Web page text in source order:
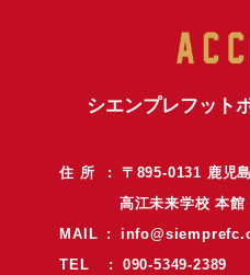
シエンプレフット
住 所 : 〒895-0131 鹿児
高江未来学校 本館
MAIL :
TEL : 090-5349-2389